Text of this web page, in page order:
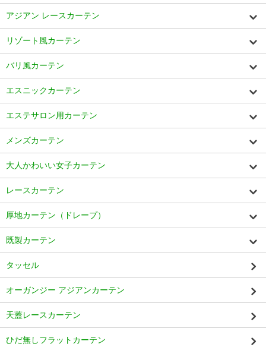
アジアン レースカーテン
リゾート風カーテン
バリ風カーテン
エスニックカーテン
エステサロン用カーテン
メンズカーテン
大人かわいい女子カーテン
レースカーテン
厚地カーテン（ドレープ）
既製カーテン
タッセル
オーガンジー アジアンカーテン
天蓋レースカーテン
ひだ無しフラットカーテン